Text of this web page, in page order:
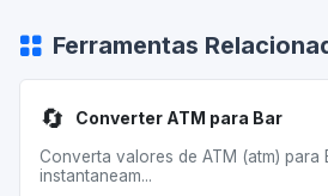
Ferramentas
🔄 Converter ATM para Bar
Converta valores de ATM (atm) para
instantaneam...